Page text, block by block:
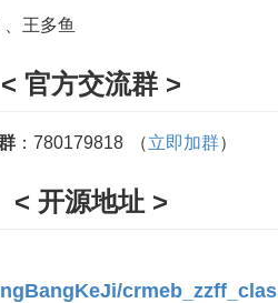
王多鱼
< 官方交流群 >
：780179818 （立即加群）
< 开源地址 >